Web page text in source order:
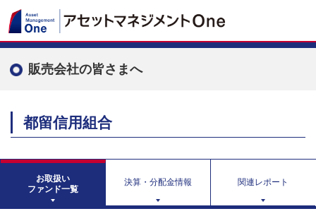
販売会社の皆さまへ
都留信用組合
お取扱い
ファンド一覧
決算・分配金情報 関連レポート